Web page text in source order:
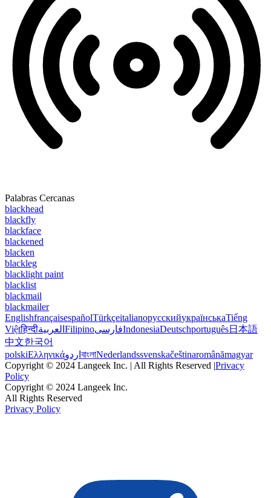
Palabras Cercanas
blackhead
blackfly
blackface
blackened
blacken
blackleg
blacklight paint
blacklist
blackmail
blackmailer
EnglishfrançaisespañolTürkçeitalianoрусскийукраїнськаTiếng
Việtहिन्दीالعربية FilipinoفارسیIndonesiaDeutschportuguês日本語
中文한국어
polskiΕλληνικάاردو বাংলাNederlandssvenskačeštinaromânămagyar
Copyright © 2024 Langeek Inc. | All Rights Reserved |Privacy
Policy
Copyright © 2024 Langeek Inc.
All Rights Reserved
Privacy Policy